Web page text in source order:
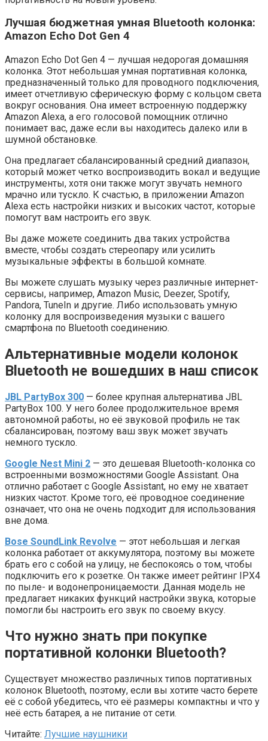
Лучшая бюджетная умная Bluetooth колонка:
Amazon Echo Dot Gen 4
Amazon Echo Dot Gen 4 — лучшая недорогая домашняя
колонка. Этот небольшая умная портативная колонка,
предназначенный только для проводного подключения,
имеет отчетливую сферическую форму с кольцом света
вокруг основания. Она имеет встроенную поддержку
Amazon Alexa, а его голосовой помощник отлично
понимает вас, даже если вы находитесь далеко или в
шумной обстановке.
Она предлагает сбалансированный средний диапазон,
который может четко воспроизводить вокал и ведущие
инструменты, хотя они также могут звучать немного
мрачно или тускло. К счастью, в приложении Amazon
Alexa есть настройки низких и высоких частот, которые
помогут вам настроить его звук.
Вы даже можете соединить два таких устройства
вместе, чтобы создать стереопару или усилить
музыкальные эффекты в большой комнате.
Вы можете слушать музыку через различные интернет-
сервисы, например, Amazon Music, Deezer, Spotify,
Pandora, TuneIn и другие. Либо использовать умную
колонку для воспроизведения музыки с вашего
смартфона по Bluetooth соединению.
Альтернативные модели колонок
Bluetooth не вошедших в наш список
JBL PartyBox 300 — более крупная альтернатива JBL
PartyBox 100. У него более продолжительное время
автономной работы, но её звуковой профиль не так
сбалансирован, поэтому ваш звук может звучать
немного тускло.
Google Nest Mini 2 — это дешевая Bluetooth-колонка со
встроенными возможностями Google Assistant. Она
отлично работает с Google Assistant, но ему не хватает
низких частот. Кроме того, её проводное соединение
означает, что она не очень подходит для использования
вне дома.
Bose SoundLink Revolve — этот небольшая и легкая
колонка работает от аккумулятора, поэтому вы можете
брать его с собой на улицу, не беспокоясь о том, чтобы
подключить его к розетке. Он также имеет рейтинг IPX4
по пыле- и водонепроницаемости. Данная модель не
предлагает никаких функций настройки звука, которые
помогли бы настроить его звук по своему вкусу.
Что нужно знать при покупке
портативной колонки Bluetooth?
Существует множество различных типов портативных
колонок Bluetooth, поэтому, если вы хотите часто берете
её с собой убедитесь, что её размеры компактны и что у
неё есть батарея, а не питание от сети.
Читайте: Лучшие наушники